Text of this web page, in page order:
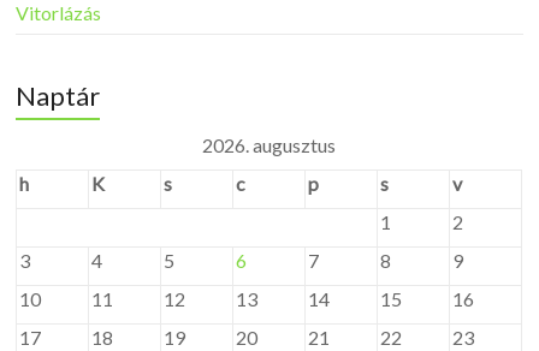
Vitorlázás
Naptár
2026. augusztus
h
K s c p s
v
1
2
3
4 5 6 7 8
9
10
11 12 13 14 15
16
17
18 19 20 21 22
23